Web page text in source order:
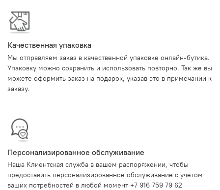
Качественная упаковка
Мы отправляем заказ в качественной упаковке онлайн-бутика.
Упаковку можно сохранить и использовать повторно. Так же вы
можете оформить заказ на подарок, указав это в примечании к
заказу.
Персонализированное обслуживание
Наша Клиентская служба в вашем распоряжении, чтобы
предоставить персонализированное обслуживание с учетом
ваших потребностей в любой момент +7 916 759 79 62